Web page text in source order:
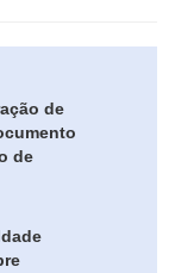
de
de